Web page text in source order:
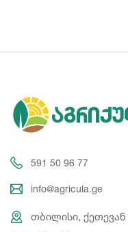
591 50 96 77
info@agricula.ge
თბილისი,